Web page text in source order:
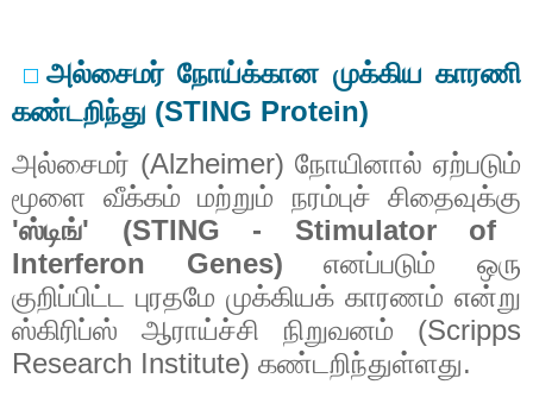
⬜ அல்சைமர் நோய்க்கான முக்கிய காரணி
கண்டறிந்து (STING Protein)
அல்சைமர் (Alzheimer) நோயினால் ஏற்படும்
மூளை
வீக்கம் மற்றும் நரம்புச் சிதைவுக்கு
'ஸ்டிங்' (STING - Stimulator of
Interferon Genes)
எனப்படும்
ஒரு
குறிப்பிட்ட
புரதமே முக்கியக் காரணம் என்று
ஸ்கிரிப்ஸ்
ஆராய்ச்சி நிறுவனம் (Scripps
Research Institute) கண்டறிந்துள்ளது.